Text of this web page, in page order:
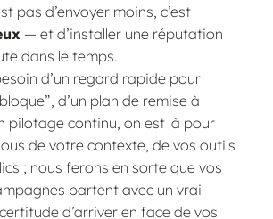
pas d’envoyer moins, c’est
— et d’installer une réputation
dans le temps.
d’un regard rapide pour
d’un plan de remise à
pilotage continu, on est là pour
de votre contexte, de vos outils
; nous ferons en sorte que vos
partent avec un vrai
d’arriver en face de vos